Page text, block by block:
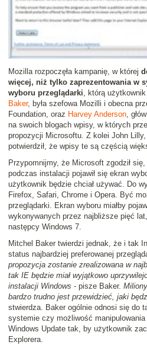
Mozilla rozpoczęła kampanię, w której
więcej, niż tylko zaprezentowania w
wyboru przeglądarki, którą
Baker, była szefowa Mozilli i obecna
Foundation, oraz Harvey Anderson,
na swoich blogach wpisy, w których
propozycji Microsoftu. Z kolei John
potwierdził, że wpisy te są częścią
Przypomnijmy, że Microsoft zgodził
podczas instalacji pojawił się ekran
użytkownik będzie chciał używać. Do
Firefox, Safari, Chrome i Opera. Być
przeglądarki. Ekran wyboru miałby
wykonywanych przez najbliższe pięć
następcy Windows 7.
Mitchel Baker twierdzi jednak, że i tak
status najbardziej preferowanej
propozycja zostanie zrealizowana w
tak IE będzie miał wyjątkowo
instalacji Windows - pisze Baker.
bardzo trudno jest przewidzieć, jaki
stwierdza. Baker ogólnie odnosi się do
systemie czy możliwość
Windows Update tak, by użytkownik
Explorera.